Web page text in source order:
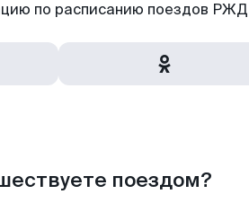
по расписанию поездов
поездом?